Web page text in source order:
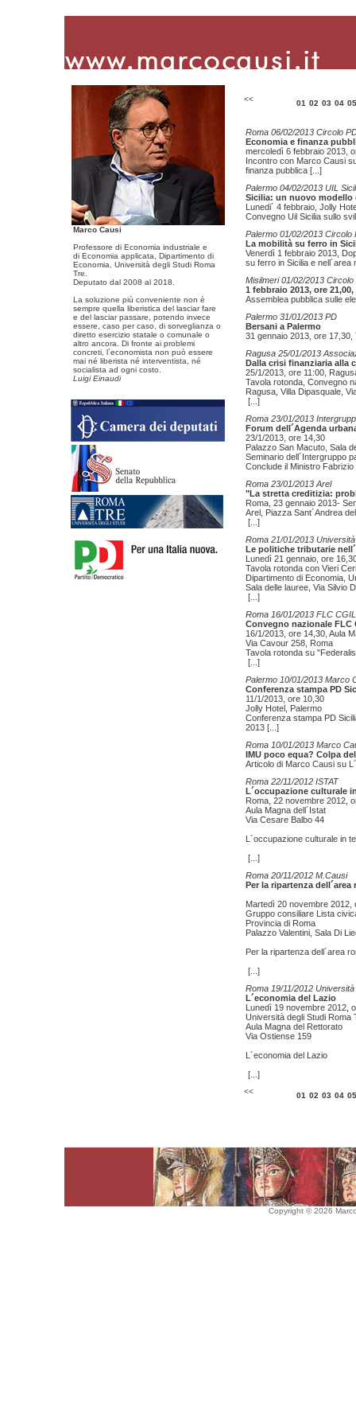
Marco Causi
Professore di Economia industriale e
di Economia applicata, Dipartimento di
Economia, Università degli Studi Roma
Tre.
Deputato dal 2008 al 2018.
La soluzione più conveniente non è
sempre quella liberistica del lasciar fare
e del lasciar passare, potendo invece
essere, caso per caso, di sorveglianza o
diretto esercizio statale o comunale o
altro ancora. Di fronte ai problemi
concreti, l´economista non può essere
mai né liberista né interventista, né
socialista ad ogni costo.
Luigi Einaudi
<< 01 02 03 04 05
Roma 06/02/2013 Circolo
Economia e finanza
mercoledì 6 febbraio 2013,
Incontro con Marco Causi
finanza pubblica [...]
Palermo 04/02/2013 UIL
Sicilia: un nuovo modello
Lunedi´ 4 febbraio, Jolly
Convegno Uil Sicilia sullo
Palermo 01/02/2013 Circolo
La mobilità su ferro in
Venerdì 1 febbraio 2013,
su ferro in Sicilia e
Misilmeri 01/02/2013 Circolo
1 febbraio 2013, ore
Assemblea pubblica sulle
Palermo 31/01/2013 PD
Bersani a Palermo
31 gennaio 2013, ore
Ragusa 25/01/2013
Dalla crisi finanziaria alla
25/1/2013, ore 11:00,
Tavola rotonda, Convegno
Ragusa, Villa Dipasquale,
[...]
Roma 23/01/2013
Forum dell´Agenda
23/1/2013, ore 14,30
Palazzo San Macuto, Sala
Seminario dell´Intergruppo
Conclude il Ministro
Roma 23/01/2013 Arel
"La stretta creditizia:
Roma, 23 gennaio 2013-
Arel, Piazza Sant´Andrea
[...]
Roma 21/01/2013
Le politiche tributarie
Lunedì 21 gennaio, ore
Tavola rotonda con Vieri
Dipartimento di Economia,
Sala delle lauree, Via Silvio
[...]
Roma 16/01/2013 FLC CGIL
Convegno nazionale FLC
16/1/2013, ore 14,30, Aula
Via Cavour 258, Roma
Tavola rotonda su
[...]
Palermo 10/01/2013 Marco
Conferenza stampa PD
11/1/2013, ore 10,30
Jolly Hotel, Palermo
Conferenza stampa PD
2013 [...]
Roma 10/01/2013 Marco
IMU poco equa? Colpa
Articolo di Marco Causi su
Roma 22/11/2012 ISTAT
L´occupazione culturale
Roma, 22 novembre 2012,
Aula Magna dell´Istat
Via Cesare Balbo 44
L´occupazione culturale in
[...]
Roma 20/11/2012 M.Causi
Per la ripartenza
Martedì 20 novembre 2012,
Gruppo consiliare Lista
Provincia di Roma
Palazzo Valentini, Sala Di
Per la ripartenza dell´area
[...]
Roma 19/11/2012
L´economia del Lazio
Lunedì 19 novembre 2012,
Università degli Studi Roma
Aula Magna del Rettorato
Via Ostiense 159
L´economia del Lazio
[...]
<< 01 02 03 04 05
Copyright © 2026